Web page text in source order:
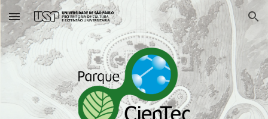
Skip to main content Skip to navigation